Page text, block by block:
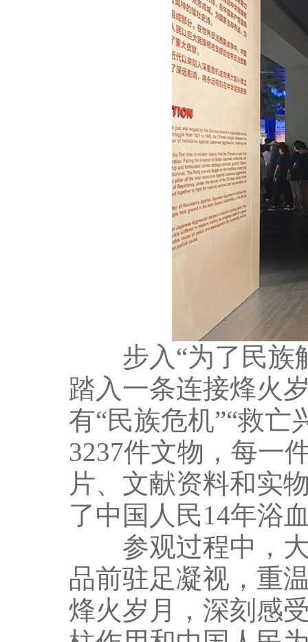
步入“为了民族解
踏入一条连接烽火
有“民族危机”“救亡
3237件文物，每一
片、文献资料和实
了中国人民14年浴
参观过程中，大
品前驻足凝视，重
烽火岁月，深刻感